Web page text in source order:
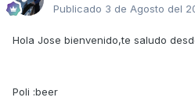
Publicado 3 de Agosto del
Hola Jose bienvenido,te saludo
Poli :beer